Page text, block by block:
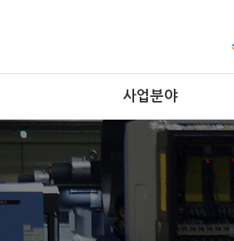
사업분야